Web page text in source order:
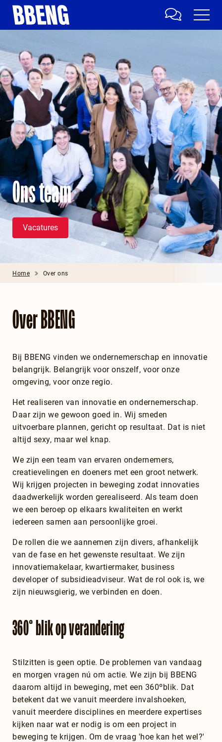
Home Over ons
Ons team
Vacatures
Over BBENG
Bij BBENG vinden we ondernemerschap en innovatie
belangrijk. Belangrijk voor onszelf, voor onze
omgeving, voor onze regio.
Het realiseren van innovatie en ondernemerschap.
Daar zijn we gewoon goed in. Wij smeden
uitvoerbare plannen, gericht op resultaat. Dat is niet
altijd sexy, maar wel knap.
We zijn een team van ervaren ondernemers,
creatievelingen en doeners met een groot netwerk.
Wij krijgen projecten in beweging zodat innovaties
daadwerkelijk worden gerealiseerd. Als team doen
we een beroep op elkaars kwaliteiten en werkt
iedereen samen aan persoonlijke groei.
De rollen die we aannemen zijn divers, afhankelijk
van de fase en het gewenste resultaat. We zijn
innovatiemakelaar, kwartiermaker, business
developer of subsidieadviseur. Wat de rol ook is, we
zijn nieuwsgierig, we verbinden en doen.
360° blik op verandering
Stilzitten is geen optie. De problemen van vandaag
en morgen vragen nú om actie. We zijn bij BBENG
daarom altijd in beweging, met een 360ºblik. Dat
betekent dat we vanuit meerdere invalshoeken,
vanuit meerdere disciplines en meerdere expertises
kijken naar wat er nodig is om een project in
beweging te krijgen. Om de vraag 'hoe kan het wel?'